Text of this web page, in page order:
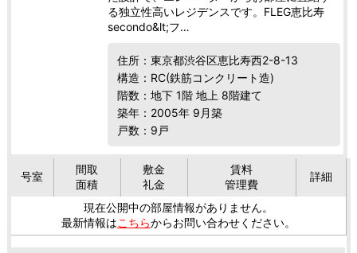
る独立性高いレジデンスです。FLEG恵比寿
secondo&lt;フ…
住所：東京都渋谷区恵比寿西2-8-13
構造：RC(鉄筋コンクリート造)
階数：地下 1階 地上 8階建て
築年：2005年 9月築
戸数：9戸
号室
間取
面積
敷金
礼金
賃料
管理費
詳細
現在公開中の部屋情報がありません。
最新情報はこちらからお問い合わせください。